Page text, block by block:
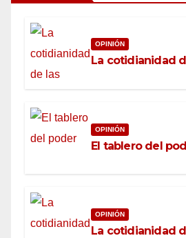
OPINIÓN
La cotidianidad
OPINIÓN
El tablero del
OPINIÓN
La cotidianidad